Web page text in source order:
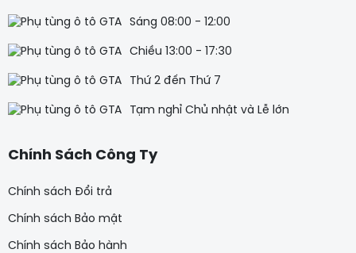
Sáng 08:00 - 12:00
Chiều 13:00 - 17:30
Thứ 2 đến Thứ 7
Tạm nghỉ Chủ nhật và Lễ lớn
Chính Sách Công Ty
Chính sách Đổi trả
Chính sách Bảo mật
Chính sách Bảo hành